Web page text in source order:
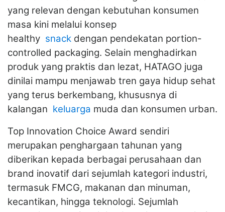
yang relevan dengan kebutuhan konsumen
masa kini melalui konsep
healthy snack dengan pendekatan portion-
controlled packaging. Selain menghadirkan
produk yang praktis dan lezat, HATAGO juga
dinilai mampu menjawab tren gaya hidup sehat
yang terus berkembang, khususnya di
kalangan keluarga muda dan konsumen urban.
Top Innovation Choice Award sendiri
merupakan penghargaan tahunan yang
diberikan kepada berbagai perusahaan dan
brand inovatif dari sejumlah kategori industri,
termasuk FMCG, makanan dan minuman,
kecantikan, hingga teknologi. Sejumlah